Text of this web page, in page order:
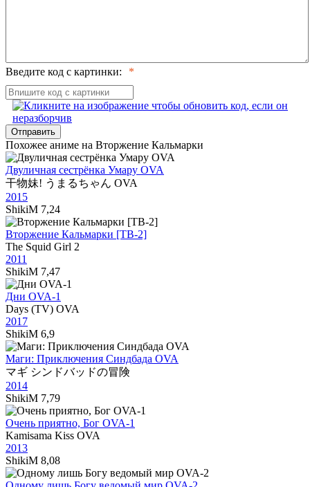
Введите код с картинки:
Отправить
Похожее аниме на Вторжение Кальмарки
Двуличная сестрёнка Умару OVA
干物妹! うまるちゃん OVA
2015
ShikiM 7,24
Вторжение Кальмарки [ТВ-2]
The Squid Girl 2
2011
ShikiM 7,47
Дни OVA-1
Days (TV) OVA
2017
ShikiM 6,9
Маги: Приключения Синдбада OVA
マギ シンドバッドの冒険
2014
ShikiM 7,79
Очень приятно, Бог OVA-1
Kamisama Kiss OVA
2013
ShikiM 8,08